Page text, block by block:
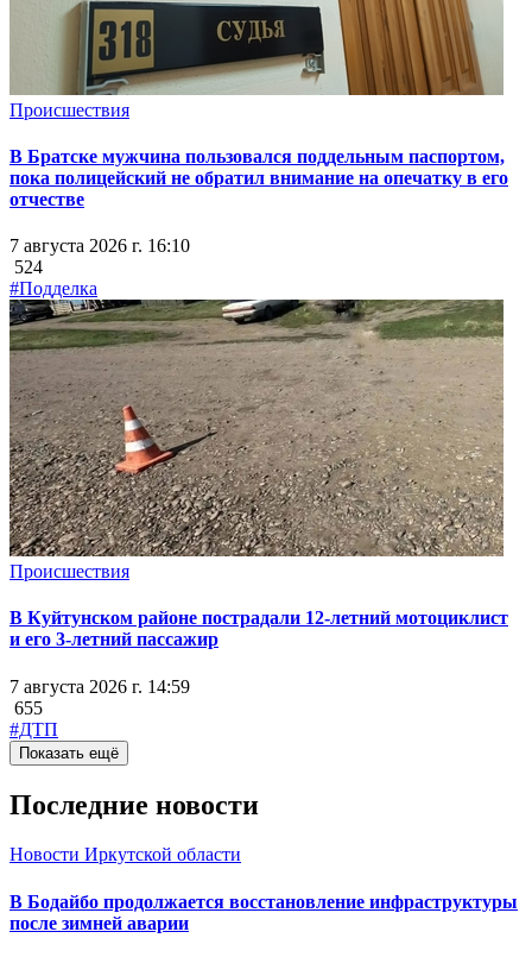
Происшествия
В Братске мужчина пользовался поддельным паспортом,
пока полицейский не обратил внимание на опечатку в его
отчестве
7 августа 2026 г. 16:10
524
#Подделка
Происшествия
В Куйтунском районе пострадали 12-летний мотоциклист
и его 3-летний пассажир
7 августа 2026 г. 14:59
655
#ДТП
Показать ещё
Последние новости
Новости Иркутской области
В Бодайбо продолжается восстановление инфраструктуры
после зимней аварии